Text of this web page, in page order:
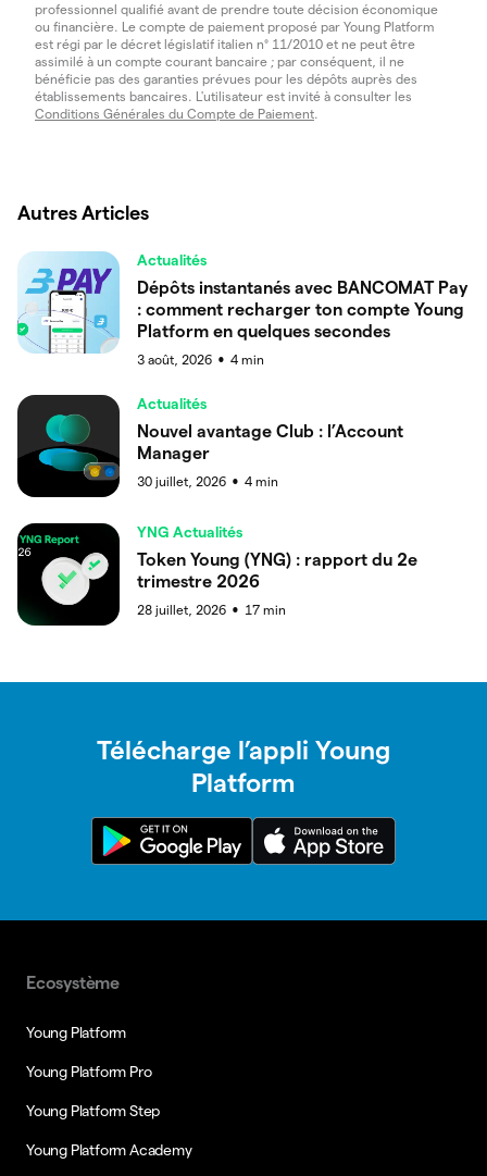
professionnel qualifié avant de prendre toute décision économique
ou financière. Le compte de paiement proposé par Young Platform
est régi par le décret législatif italien n° 11/2010 et ne peut être
assimilé à un compte courant bancaire ; par conséquent, il ne
bénéficie pas des garanties prévues pour les dépôts auprès des
établissements bancaires. L'utilisateur est invité à consulter les
Conditions Générales du Compte de Paiement.
Autres Articles
Actualités
Dépôts instantanés avec BANCOMAT Pay
: comment recharger ton compte Young
Platform en quelques secondes
3 août, 2026 ● 4 min
Actualités
Nouvel avantage Club : l’Account
Manager
30 juillet, 2026 ● 4 min
YNG Actualités
Token Young (YNG) : rapport du 2e
trimestre 2026
28 juillet, 2026 ● 17 min
Télécharge l’appli Young
Platform
Ecosystème
Young Platform
Young Platform Pro
Young Platform Step
Young Platform Academy